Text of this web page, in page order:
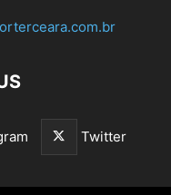
Twitter